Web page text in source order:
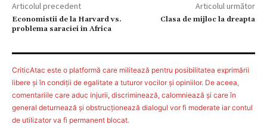
Articolul precedent
Economistii de la Harvard vs.
problema saraciei in Africa
Articolul următor
Clasa de mijloc la dreapta
CriticAtac este o platformă care militează pentru posibilitatea exprimării
libere şi în condiţii de egalitate a tuturor vocilor şi opiniilor. De aceea,
comentariile care aduc injurii, discriminează, calomniează şi care în
general deturnează şi obstrucţionează dialogul vor fi moderate iar contul
de utilizator va fi permanent blocat.